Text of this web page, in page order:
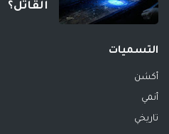
القاتل؟
التسميات
أكشن
أنمي
تاريخي